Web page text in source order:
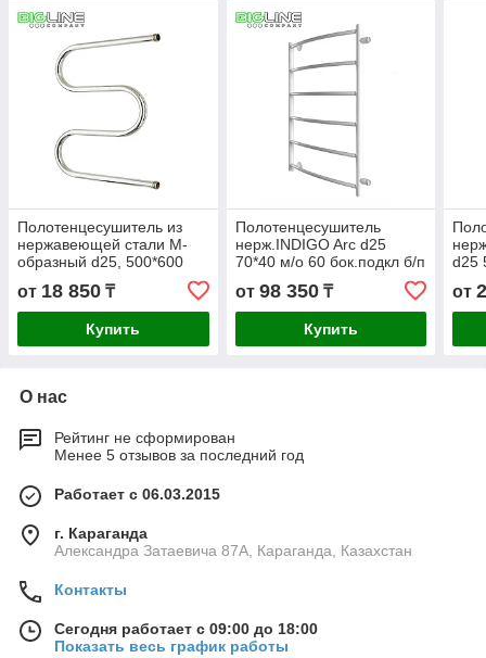
Полотенцесушитель из
нержавеющей стали М-
образный d25, 500*600
от 18 850 ₸
Купить
Полотенцесушитель
нерж.INDIGO Arc d25
70*40 м/о 60 бок.подкл б/п
( к-2,белый мат.)
от 98 350₸
Купить
d25
от
О нас
Рейтинг не сформирован
Менее 5 отзывов за последний год
Работает с 06.03.2015
г. Караганда
Александра Затаевича 87А, Караганда, Казахстан
Контакты
Сегодня работает с 09:00 до 18:00
Показать весь график работы